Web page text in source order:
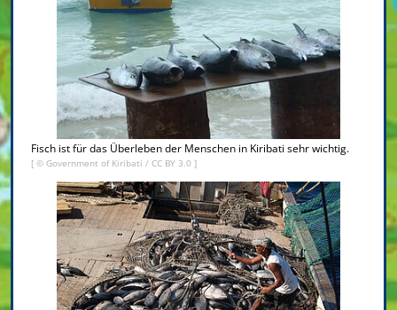
Fisch ist für das Überleben der Menschen in Kiribati sehr wichtig.
[ © Government of Kiribati / CC BY 3.0 ]